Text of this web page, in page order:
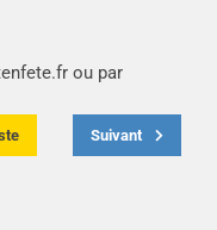
ou par
Suivant